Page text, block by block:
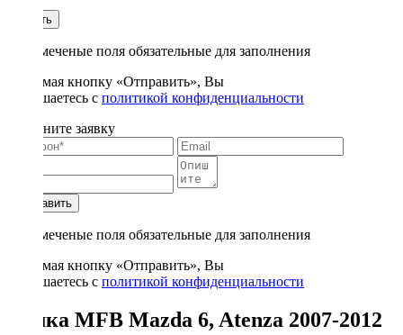
Купить
* - отмеченые поля обязательные для заполнения
Нажимая кнопку «Отправить», Вы
соглашаетесь с политикой конфиденциальности
Заполните заявку
Отправить
* - отмеченые поля обязательные для заполнения
Нажимая кнопку «Отправить», Вы
соглашаетесь с политикой конфиденциальности
Рамка MFB Mazda 6, Atenza 2007-2012